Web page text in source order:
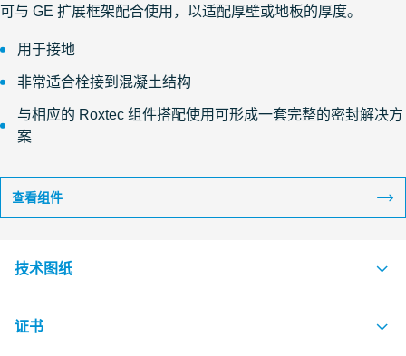
可与 GE 扩展框架配合使用，以适配厚壁或地板的厚度。
用于接地
非常适合栓接到混凝土结构
与相应的 Roxtec 组件搭配使用可形成一套完整的密封解决方
案
查看组件
技术图纸
S1608326 GH BG FL100 FRAME KIT
证书